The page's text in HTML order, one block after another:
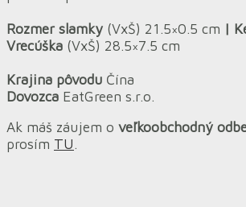
Rozmer slamky (VxŠ) 21.5×0.5 cm |
Vrecúška (VxŠ) 28.5×7.5 cm
Krajina pôvodu Čína
Dovozca EatGreen s.r.o.
Ak máš záujem o veľkoobchodný
prosím TU.